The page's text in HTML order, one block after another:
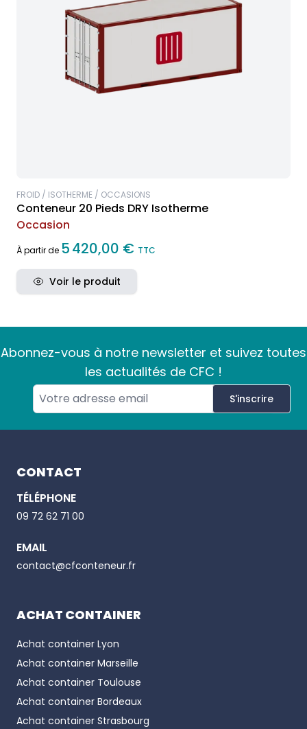
FROID / ISOTHERME / OCCASIONS
Conteneur 20 Pieds DRY Isotherme
Occasion
À partir de 5 420,00 € TTC
Voir le produit
Abonnez-vous à notre newsletter et suivez toutes
les actualités de CFC !
S'inscrire
CONTACT
TÉLÉPHONE
Email
09 72 62 71 00
EMAIL
Phone number
contact@cfconteneur.fr
ACHAT CONTAINER
Achat container Lyon
Achat container Marseille
Achat container Toulouse
Achat container Bordeaux
Achat container Strasbourg